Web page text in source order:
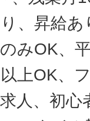
、昇給
みOK、
上OK、
人、初